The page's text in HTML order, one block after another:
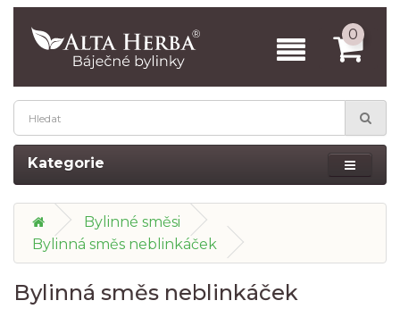
0
Kategorie
Bylinné směsi
Bylinná směs neblinkáček
Bylinná směs neblinkáček